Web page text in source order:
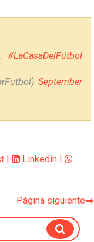
#LaCasaDelFútbol
September
| Linkedin |
Página siguiente➡️